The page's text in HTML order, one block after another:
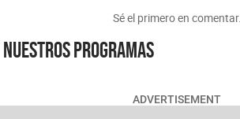
Sé el primero en comentar.
Nuestros programas
ADVERTISEMENT